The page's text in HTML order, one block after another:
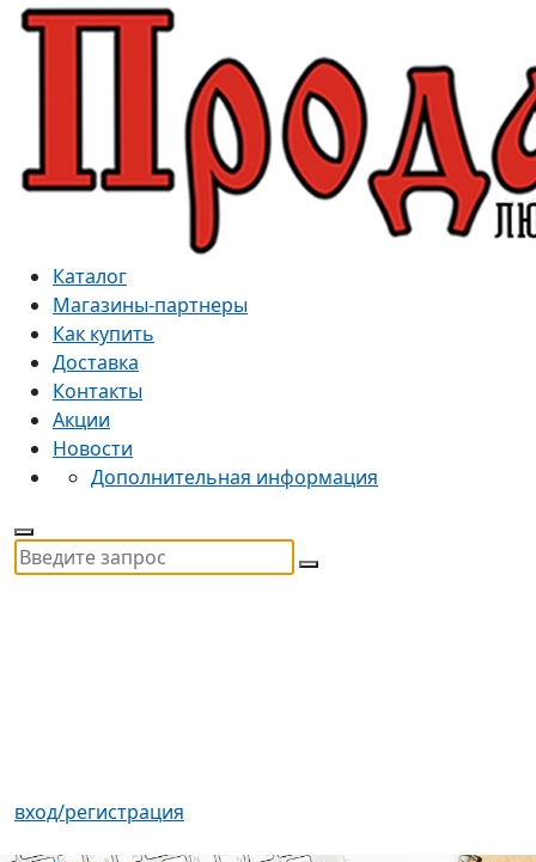
Каталог
Магазины-партнеры
Как купить
Доставка
Контакты
Акции
Новости
Дополнительная информация
вход/регистрация